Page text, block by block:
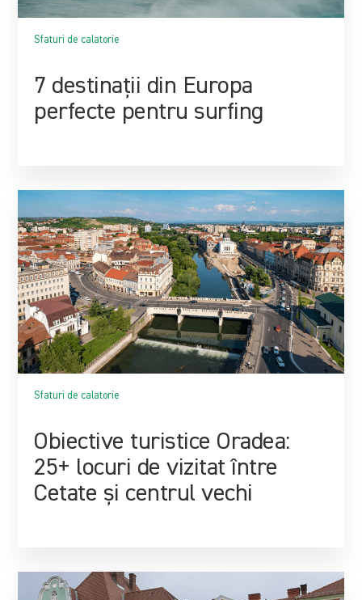
Sfaturi de calatorie
7 destinații din Europa
perfecte pentru surfing
Sfaturi de calatorie
Obiective turistice Oradea:
25+ locuri de vizitat între
Cetate și centrul vechi